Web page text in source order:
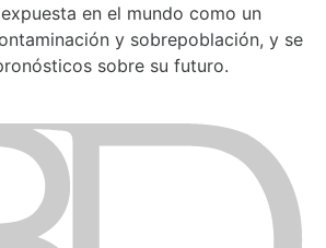
en el mundo como un
y sobrepoblación, y se
sobre su futuro.